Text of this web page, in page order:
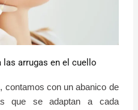
arrugas en el cuello
, contamos con un abanico de
que se adaptan a cada